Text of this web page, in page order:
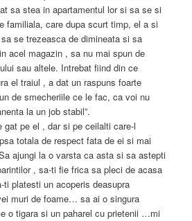
sa stea in apartamentul lor si sa se si
familiala, care dupa scurt timp, el a si
se trezeasca de dimineata si sa
acel magazin , sa nu mai spun de
sau altele. Intrebat fiind din ce
el traiul , a dat un raspuns foarte
de smecheriile ce le fac, ca voi nu
la un job stabil”.
gat pe el , dar si pe ceilalti care-l
totala de respect fata de ei si mai
ajungi la o varsta ca asta si sa astepti
, sa-ti fie frica sa pleci de acasa
platesti un acoperis deasupra
muri de foame… sa ai o singura
o tigara si un paharel cu prietenii …mi